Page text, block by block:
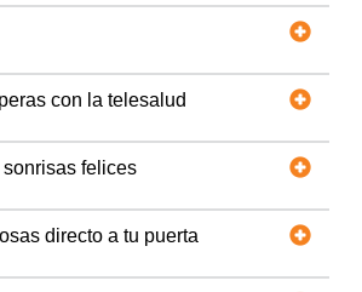
con la telesalud
felices
directo a tu puerta